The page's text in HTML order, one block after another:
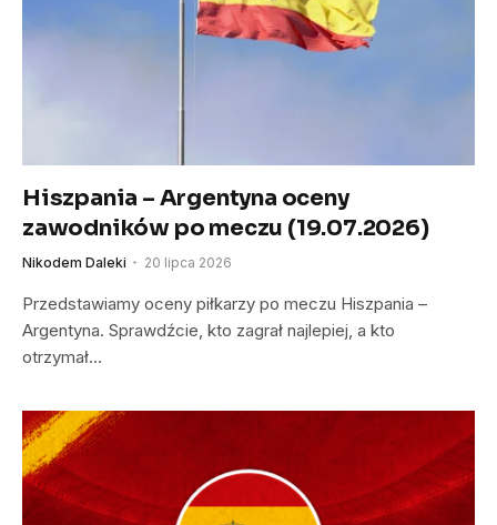
Hiszpania – Argentyna oceny
zawodników po meczu (19.07.2026)
Nikodem Daleki 20 lipca 2026
Przedstawiamy oceny piłkarzy po meczu Hiszpania –
Argentyna. Sprawdźcie, kto zagrał najlepiej, a kto
otrzymał…